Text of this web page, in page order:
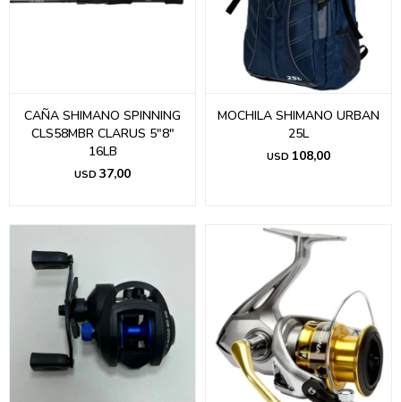
CAÑA SHIMANO SPINNING
CLS58MBR CLARUS 5"8"
16LB
USD 37,00
MOCHILA SHIMANO URBAN
25L
USD 108,00